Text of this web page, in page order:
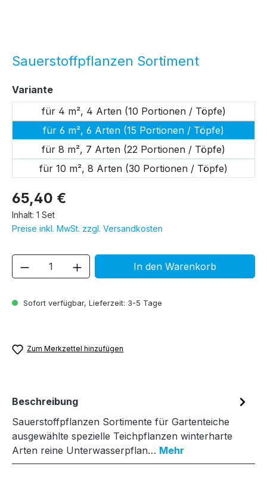
Sauerstoffpflanzen Sortiment
65,40 €
Inhalt: 1 Set
Preise inkl. MwSt. zzgl. Versandkosten
Sofort verfügbar, Lieferzeit: 3-5 Tage
Varianteauswählen
für 4 m², 4 Arten (10 Portionen / Töpfe)
für 6 m², 6 Arten (15 Portionen / Töpfe)
für 8 m², 7 Arten (22 Portionen / Töpfe)
für 10 m², 8 Arten (30 Portionen / Töpfe)
Produkt Anzahl: Gib denIn den Warenkorb
Zum Merkzettel hinzufügen
Beschreibung
Sauerstoffpflanzen Sortimente für Gartenteiche
ausgewählte spezielle Teichpflanzen winterharte
Arten reine Unterwasserpflan… Mehr